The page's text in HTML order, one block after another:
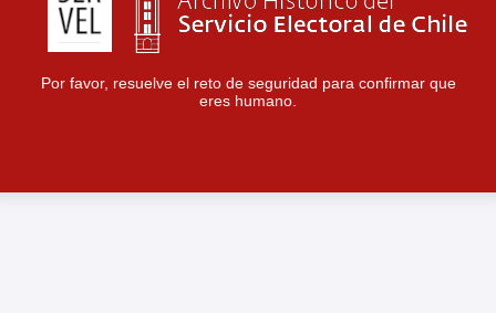
Por favor, resuelve el reto de seguridad para confirmar que
eres humano.